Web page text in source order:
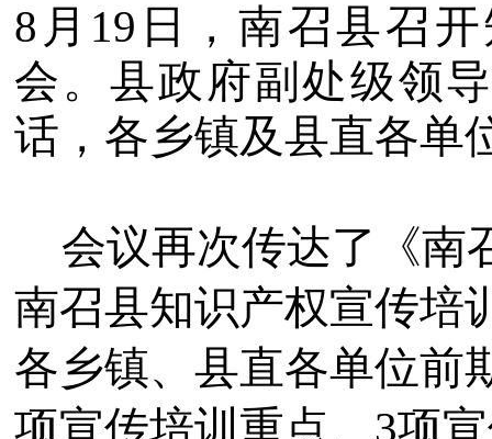
8月19日，南召县召
会。县政府副处级领
话 ， 各乡镇及县直各单
会议再次传达了《南
南召县知识产权宣传培
各乡镇、县直各单位前
项宣传培训重点、3项